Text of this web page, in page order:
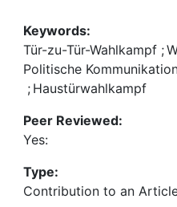
Einsatz kam und auf den
Dialog mit den Bürgern
Wahlkampf. Als
Targeting-Technik,
sich die ‚Renaissance‘
Wahlkampfinstruments
Wandlungsprozesse und
Bereich der Informations-
Keywords:
Tür-zu-Tür-Wahlkampf ;
Politische
; Haustürwahlkampf
Peer Reviewed:
Yes:
Type:
Contribution to an